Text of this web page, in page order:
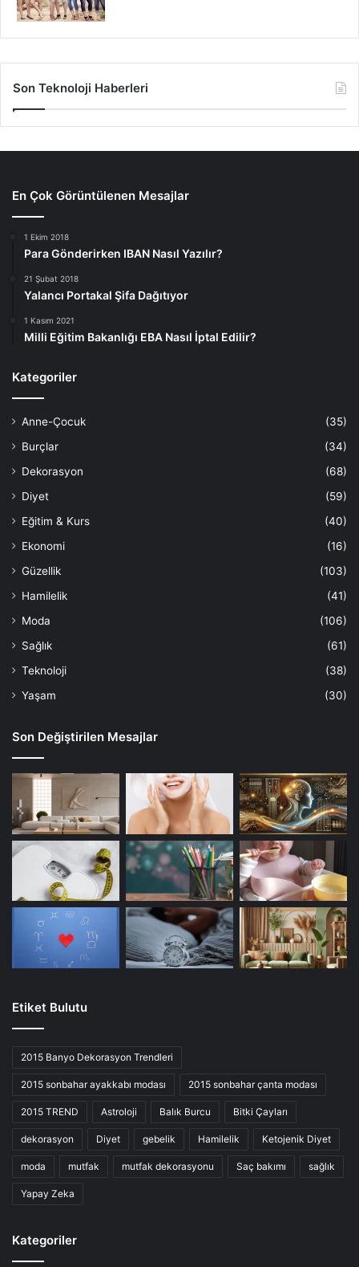
Son Teknoloji Haberleri
En Çok Görüntülenen Mesajlar
1 Ekim 2018
Para Gönderirken IBAN Nasıl Yazılır?
21 Şubat 2018
Yalancı Portakal Şifa Dağıtıyor
1 Kasım 2021
Milli Eğitim Bakanlığı EBA Nasıl İptal Edilir?
Kategoriler
Anne-Çocuk
(35)
Burçlar
(34)
Dekorasyon
(68)
Diyet
(59)
Eğitim & Kurs
(40)
Ekonomi
(16)
Güzellik
(103)
Hamilelik
(41)
Moda
(106)
Sağlık
(61)
Teknoloji
(38)
Yaşam
(30)
Son Değiştirilen Mesajlar
Etiket Bulutu
2015 Banyo Dekorasyon Trendleri
2015 sonbahar ayakkabı modası 2015 sonbahar çanta modası
2015 TREND Astroloji Balık Burcu Bitki Çayları
dekorasyon Diyet gebelik Hamilelik Ketojenik Diyet
moda mutfak mutfak dekorasyonu Saç bakımı sağlık
Yapay Zeka
Kategoriler